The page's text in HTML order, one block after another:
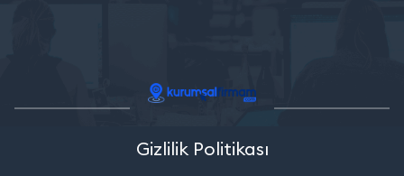
Gizlilik Politikası